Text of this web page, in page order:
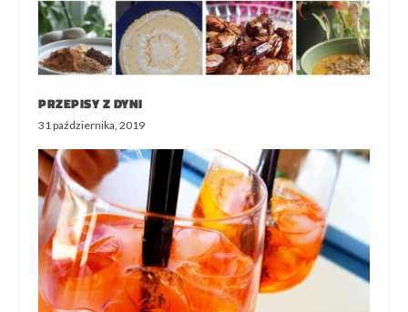
PRZEPISY Z DYNI
31 października, 2019